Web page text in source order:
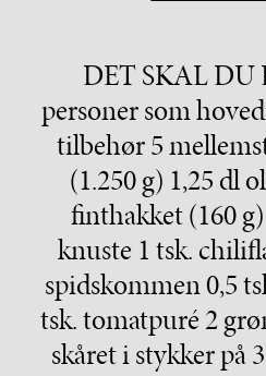
DET SKAL DU
personer som
tilbehør 5
(1.250 g) 1,25 dl
finthakket (160
knuste 1 tsk.
spidskommen 0,5
tsk. tomatpuré 2
skåret i stykker på